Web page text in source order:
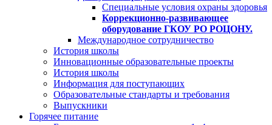
Специальные условия охраны здоровья
Коррекционно-развивающее
оборудование ГКОУ РО РОЦОНУ.
Международное сотрудничество
История школы
Инновационные образовательные проекты
История школы
Информация для поступающих
Образовательные стандарты и требования
Выпускники
Горячее питание